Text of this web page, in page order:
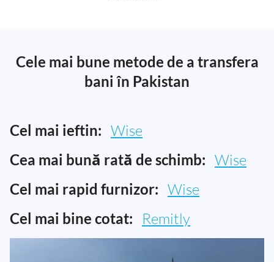
Cele mai bune metode de a transfera
bani în Pakistan
Cel mai ieftin: Wise
Cea mai bună rată de schimb: Wise
Cel mai rapid furnizor: Wise
Cel mai bine cotat: Remitly